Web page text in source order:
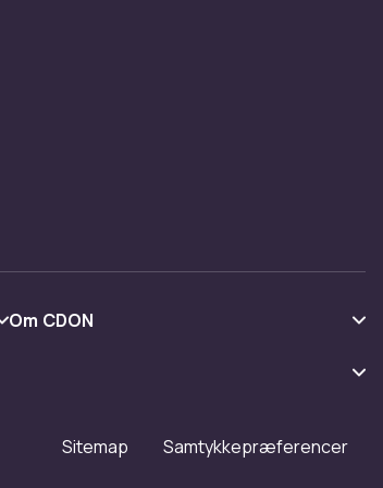
Om CDON
Arbejd på CDON
Sitemap Samtykkepræferencer